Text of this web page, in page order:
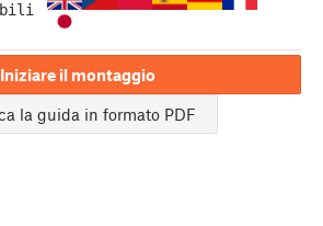
Iniziare il montaggio
la guida in formato PDF